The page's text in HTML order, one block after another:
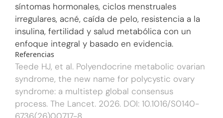
síntomas hormonales, ciclos menstruales
irregulares, acné, caída de pelo, resistencia a la
insulina, fertilidad y salud metabólica con un
enfoque integral y basado en evidencia.
Referencias
Teede HJ, et al. Polyendocrine metabolic ovarian
syndrome, the new name for polycystic ovary
syndrome: a multistep global consensus
process. The Lancet. 2026. DOI: 10.1016/S0140-